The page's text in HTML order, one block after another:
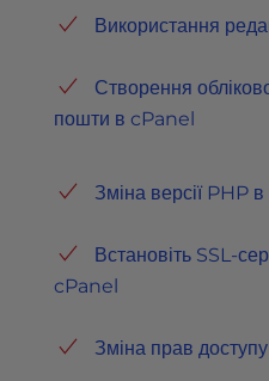
потрібна саме
віртуального
хостингу
,
вашої зручності.
Використання
Створення
пошти в cPanel
Зміна версії PHP
Встановіть SSL-
cPanel
Зміна прав